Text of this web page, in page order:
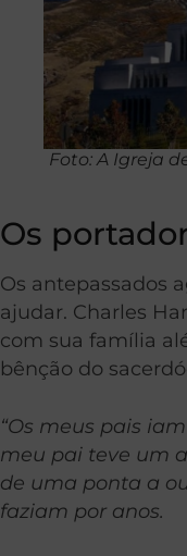
Foto: A Igreja
Os
Os antepassados
ajudar. Charles
com sua família
bênção do
“Os meus pais
meu pai teve um
de uma ponta a
faziam por anos.